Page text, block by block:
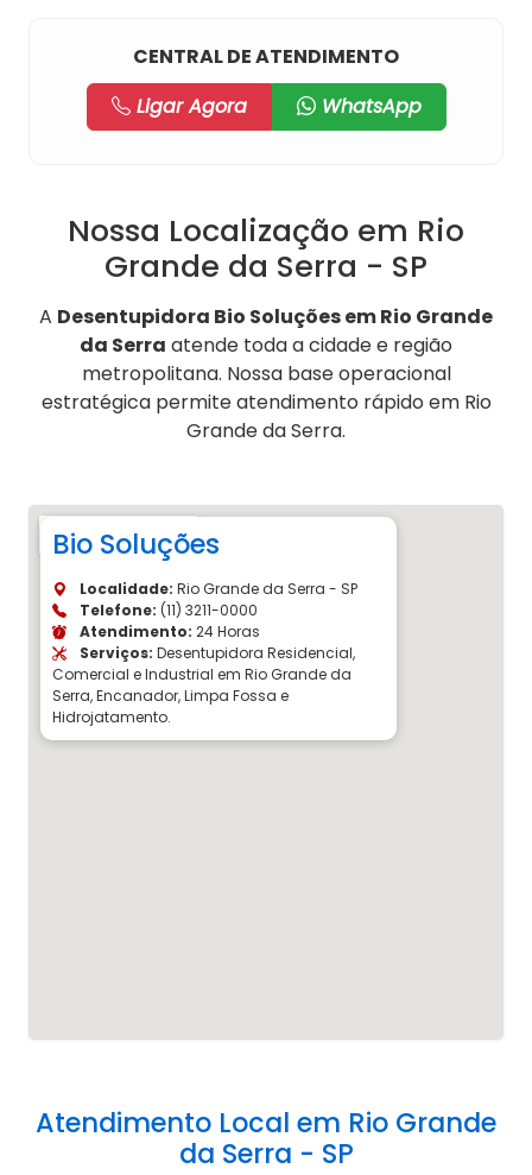
CENTRAL DE ATENDIMENTO
Ligar Agora
WhatsApp
Nossa Localização em Rio
Grande da Serra - SP
A Desentupidora Bio Soluções em Rio Grande
da Serra atende toda a cidade e região
metropolitana. Nossa base operacional
estratégica permite atendimento rápido em Rio
Grande da Serra.
Bio Soluções
Localidade: Rio Grande da Serra - SP
Telefone: (11) 3211-0000
Atendimento: 24 Horas
Serviços: Desentupidora Residencial,
Comercial e Industrial em Rio Grande da
Serra, Encanador, Limpa Fossa e
Hidrojatamento.
Atendimento Local em Rio Grande
da Serra - SP